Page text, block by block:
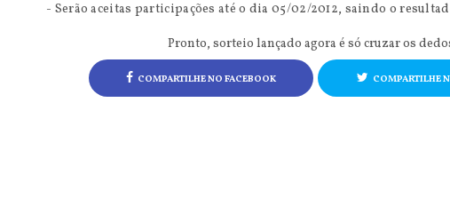
- Serão aceitas participações até o dia 05/02/2012, saindo o
Pronto, sorteio lançado agora é só cruzar os
COMPARTILHE NO FACEBOOK COMPARTILHE